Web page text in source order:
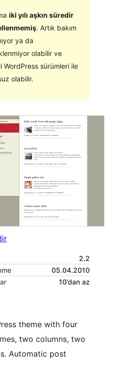
iki yılı aşkın süredir
. Artık bakım
ya da
olabilir ve
WordPress sürümleri ile
olabilir.
2.2
05.04.2010
10’dan az
theme with four
two columns, two
Automatic post